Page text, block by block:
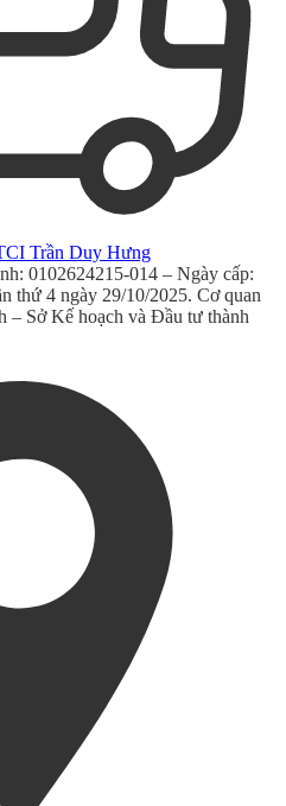
Trần Duy Hưng
0102624215-014 – Ngày cấp:
thứ 4 ngày 29/10/2025. Cơ quan
– Sở Kế hoạch và Đầu tư thành